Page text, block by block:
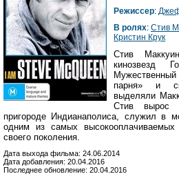
Режиссер:
В ролях: Стив
Кристин Крук
Стив
кинозвезд
парня» и
выделяли
Стив вырос
пригороде Индианаполиса, служил в
одним из самых высокооплачиваемых
своего поколения.
Дата выхода фильма: 24.06.2014
Дата добавления: 20.04.2016
Последнее обновление: 20.04.2016